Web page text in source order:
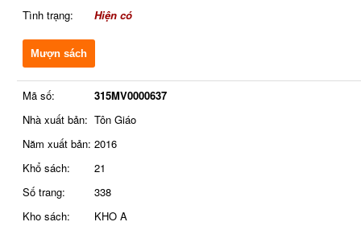
Tình trạng:
Hiện có
Mượn sách
Mã số:
315MV0000637
Nhà xuất bản: Tôn Giáo
Năm xuất bản: 2016
Khổ sách:
21
Số trang:
338
Kho sách:
KHO A